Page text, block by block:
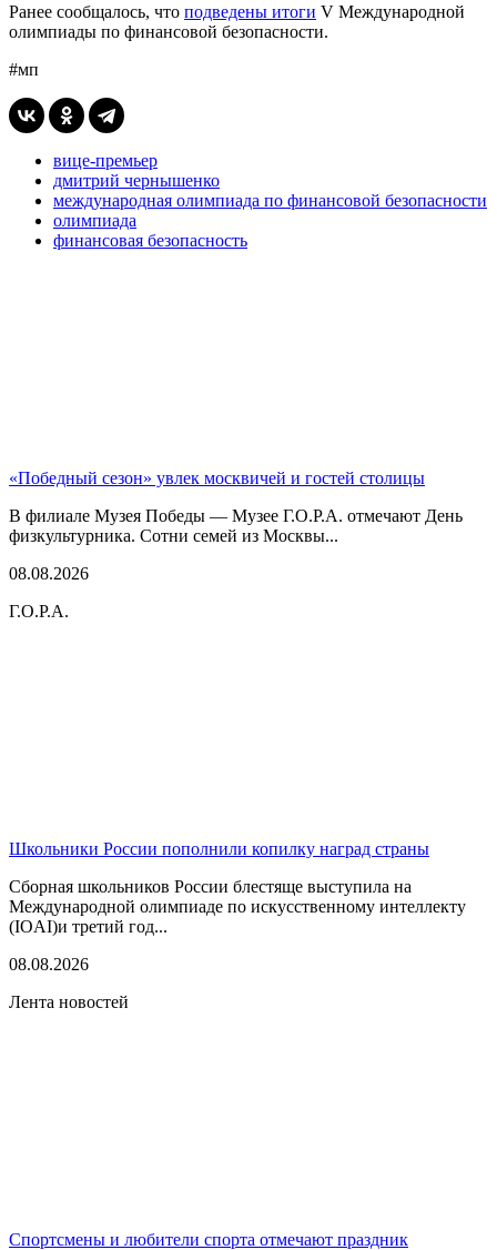
Ранее сообщалось, что подведены итоги V Международной
олимпиады по финансовой безопасности.
#мп
вице-премьер
дмитрий чернышенко
международная олимпиада по финансовой безопасности
олимпиада
финансовая безопасность
«Победный сезон» увлек москвичей и гостей столицы
В филиале Музея Победы — Музее Г.О.Р.А. отмечают День
физкультурника. Сотни семей из Москвы...
08.08.2026
Г.О.Р.А.
Школьники России пополнили копилку наград страны
Сборная школьников России блестяще выступила на
Международной олимпиаде по искусственному интеллекту
(IOAI)и третий год...
08.08.2026
Лента новостей
Спортсмены и любители спорта отмечают праздник